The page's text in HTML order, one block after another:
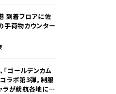
到着フロアに佐
手荷物カウンター
「ゴールデンカム
コラボ第3弾。制服
ラが就航各地に登